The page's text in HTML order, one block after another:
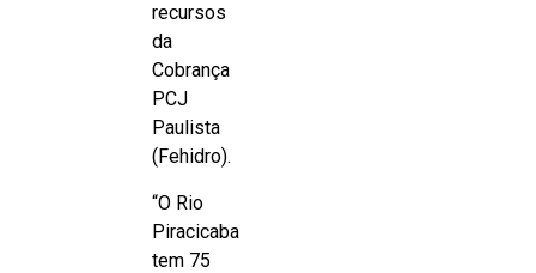
recursos
da
Cobrança
PCJ
Paulista
(Fehidro).
“O Rio
Piracicaba
tem 75